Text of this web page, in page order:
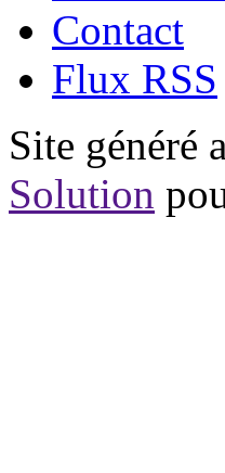
Contact
Flux RSS
Site généré
Solution